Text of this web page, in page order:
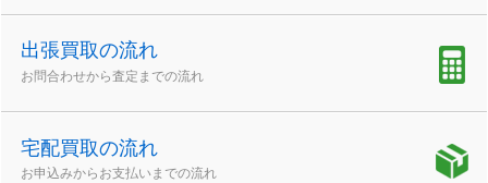
出張買取の流れ
お問合わせから査定までの流れ
宅配買取の流れ
お申込みからお支払いまでの流れ